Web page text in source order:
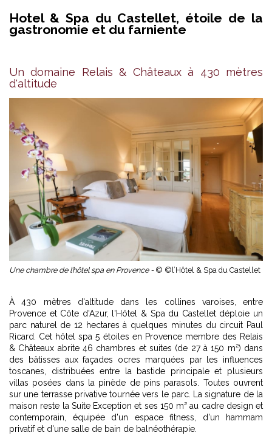
Hotel & Spa du Castellet, étoile de la
gastronomie et du farniente
Un domaine Relais & Châteaux à 430 mètres
d'altitude
Une chambre de l’hôtel spa en Provence - © ©l’Hôtel & Spa du Castellet
À 430 mètres d'altitude dans les collines varoises, entre
Provence et Côte d'Azur, l'Hôtel & Spa du Castellet déploie un
parc naturel de 12 hectares à quelques minutes du circuit Paul
Ricard. Cet hôtel spa 5 étoiles en Provence membre des Relais
& Châteaux abrite 46 chambres et suites (de 27 à 150 m²) dans
des bâtisses aux façades ocres marquées par les influences
toscanes, distribuées entre la bastide principale et plusieurs
villas posées dans la pinède de pins parasols. Toutes ouvrent
sur une terrasse privative tournée vers le parc. La signature de la
maison reste la Suite Exception et ses 150 m² au cadre design et
contemporain, équipée d'un espace fitness, d'un hammam
privatif et d'une salle de bain de balnéothérapie.